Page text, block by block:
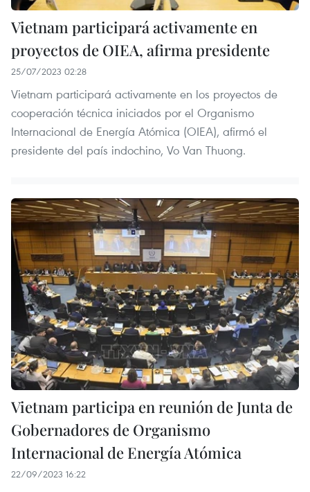
Vietnam participará activamente en
proyectos de OIEA, afirma presidente
25/07/2023 02:28
Vietnam participará activamente en los proyectos de
cooperación técnica iniciados por el Organismo
Internacional de Energía Atómica (OIEA), afirmó el
presidente del país indochino, Vo Van Thuong.
Vietnam participa en reunión de Junta de
Gobernadores de Organismo
Internacional de Energía Atómica
22/09/2023 16:22